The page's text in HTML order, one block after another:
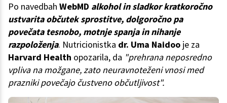
Po navedbah WebMD alkohol in sladkor kratkoročno
ustvarita občutek sprostitve, dolgoročno pa
povečata tesnobo, motnje spanja in nihanje
razpoloženja. Nutricionistka dr. Uma Naidoo je za
Harvard Health opozarila, da "prehrana neposredno
vpliva na možgane, zato neuravnoteženi vnosi med
prazniki povečajo čustveno občutljivost".